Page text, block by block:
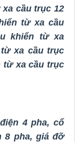
cầu trục 12
từ xa cầu
khiển từ xa
xa cầu trục
từ xa cầu trục
4 pha, cổ
8 pha, giá đỡ